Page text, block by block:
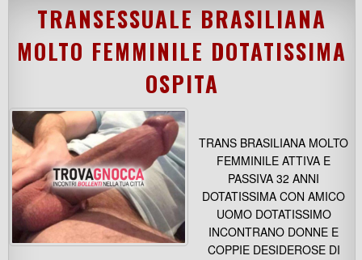
TRANSESSUALE BRASILIANA
MOLTO FEMMINILE DOTATISSIMA
OSPITA
TRANS BRASILIANA MOLTO
FEMMINILE ATTIVA E
PASSIVA 32 ANNI
DOTATISSIMA CON AMICO
UOMO DOTATISSIMO
INCONTRANO DONNE E
COPPIE DESIDEROSE DI